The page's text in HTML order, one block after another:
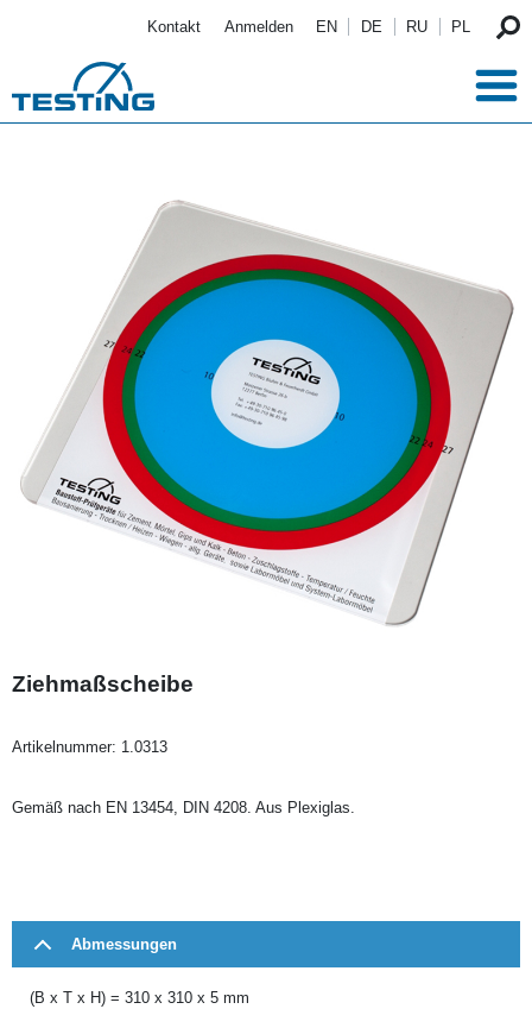
Kontakt Anmelden EN DE RU PL
Ziehmaßscheibe
Artikelnummer: 1.0313
Gemäß nach EN 13454, DIN 4208. Aus Plexiglas.
Abmessungen
(B x T x H) = 310 x 310 x 5 mm